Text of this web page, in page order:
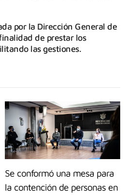
por la Dirección General de
de prestar los
las gestiones.
Se conformó una mesa para
la contención de personas en